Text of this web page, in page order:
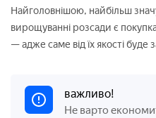
Найголовнішою, найбільш
вирощуванні розсади є
— адже саме від їх якості буде
важливо!
Не варто